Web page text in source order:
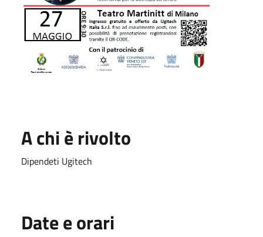
A chi è rivolto
Dipendeti Ugitech
Date e orari